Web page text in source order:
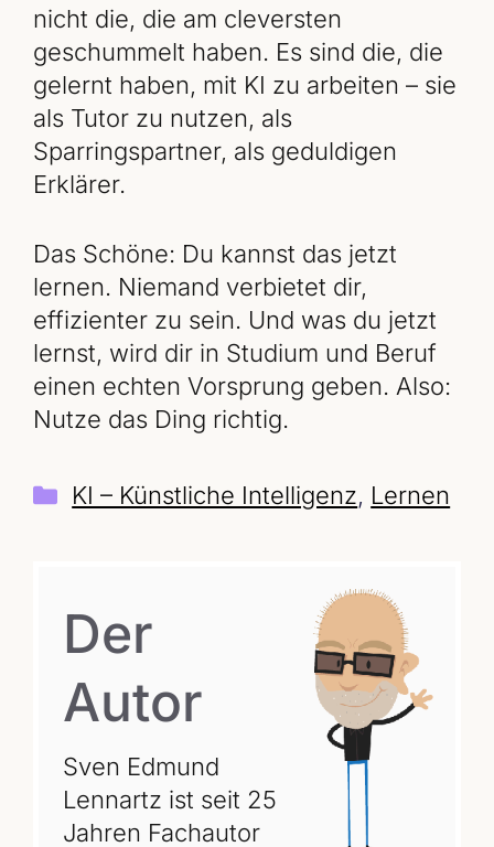
nicht die, die am cleversten
geschummelt haben. Es sind die, die
gelernt haben, mit KI zu arbeiten – sie
als Tutor zu nutzen, als
Sparringspartner, als geduldigen
Erklärer.
Das Schöne: Du kannst das jetzt
lernen. Niemand verbietet dir,
effizienter zu sein. Und was du jetzt
lernst, wird dir in Studium und Beruf
einen echten Vorsprung geben. Also:
Nutze das Ding richtig.
Kategorien
KI – Künstliche Intelligenz, Lernen
Der
Autor
Sven Edmund
Lennartz ist seit 25
Jahren Fachautor